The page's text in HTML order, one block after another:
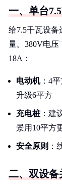
一、单台
给7.5千瓦设
量。380V电压
18A：
电动机：4
升级6平方
充电桩：建
景用10平方
安全原则 ：
二、双设备